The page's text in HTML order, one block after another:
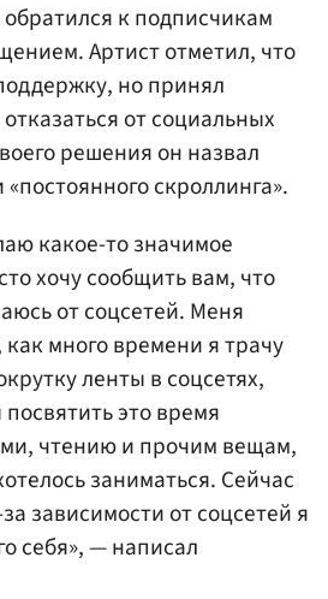
к подписчикам
Артист отметил, что
но принял
от социальных
решения он назвал
скроллинга».
какое-то значимое
хочу сообщить вам, что
от соцсетей. Меня
много времени я трачу
ленты в соцсетях,
это время
чтению и прочим вещам,
заниматься. Сейчас
зависимости от соцсетей я
себя», — написал